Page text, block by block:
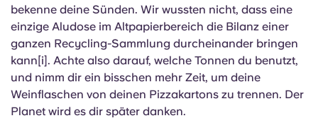
bekenne deine Sünden. Wir wussten nicht, dass eine
einzige Aludose im Altpapierbereich die Bilanz einer
ganzen Recycling-Sammlung durcheinander bringen
kann[i]. Achte also darauf, welche Tonnen du benutzt,
und nimm dir ein bisschen mehr Zeit, um deine
Weinflaschen von deinen Pizzakartons zu trennen. Der
Planet wird es dir später danken.